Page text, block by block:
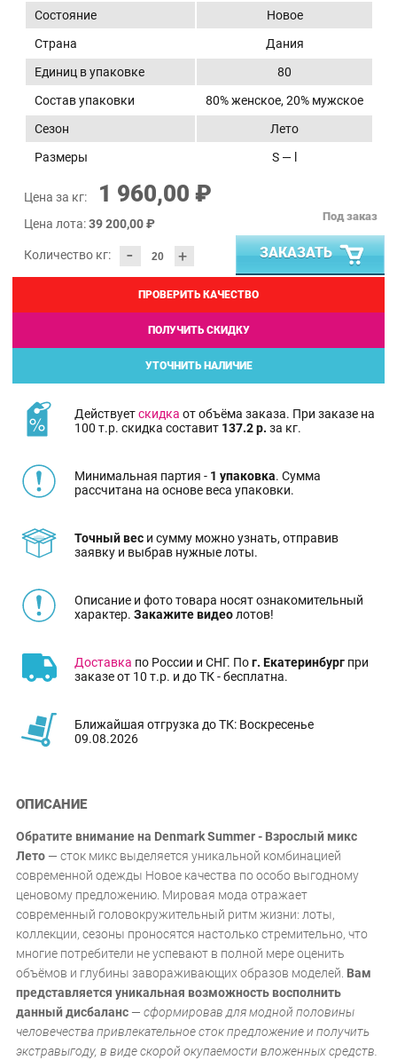
Состояние
Новое
Страна
Дания
Единиц в упаковке
80
Состав упаковки
80% женское, 20% мужское
Сезон
Лето
Размеры
S — l
Цена за кг: 1 960,00 ₽
Цена лота:39 200,00 ₽
Количество кг: - +
Под заказ
ЗАКАЗАТЬ
ПРОВЕРИТЬ КАЧЕСТВО
ПОЛУЧИТЬ СКИДКУ
УТОЧНИТЬ НАЛИЧИЕ
Действуетскидка от объёма заказа. При заказе на
100 т.р. скидка составит 137.2 р. за кг.
Минимальная партия - 1 упаковка. Сумма
рассчитана на основе веса упаковки.
Точный вес и сумму можно узнать, отправив
заявку и выбрав нужные лоты.
Описание и фото товара носят ознакомительный
характер. Закажите видеолотов!
Доставка по России и СНГ. Пог. Екатеринбург при
заказе от 10 т.р. и до ТК - бесплатна.
Ближайшая отгрузка до ТК: Воскресенье
09.08.2026
ОПИСАНИЕ
Обратите внимание на Denmark Summer - Взрослый микс
Лето — сток микс выделяется уникальной комбинацией
современной одежды Новое качества по особо выгодному
ценовому предложению. Мировая мода отражает
современный головокружительный ритм жизни: лоты,
коллекции, сезоны проносятся настолько стремительно, что
многие потребители не успевают в полной мере оценить
объёмов и глубины завораживающих образов моделей. Вам
представляется уникальная возможность восполнить
данный дисбаланс —сформировав для модной половины
человечества привлекательное сток предложение и получить
экстравыгоду, в виде скорой окупаемости вложенных средств.